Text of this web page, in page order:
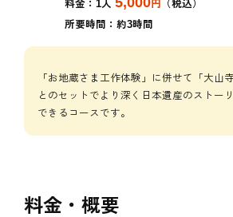
料金：1人 円
（税込）
所要時間：約3時間
「お地蔵さま工作体験」に併せて「大山
とのセットでより深く日本遺産のストー
できるコースです。
料金・概要